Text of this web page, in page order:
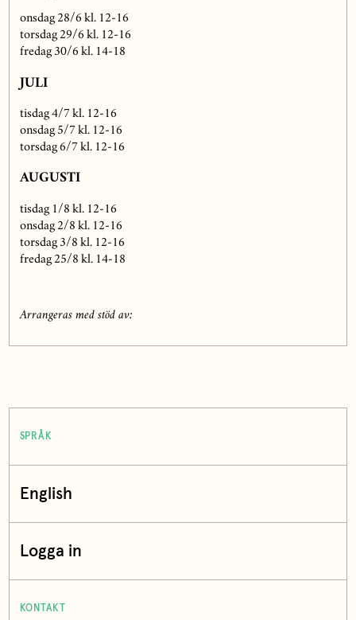
onsdag 28/6 kl. 12-16
torsdag 29/6 kl. 12-16
fredag 30/6 kl. 14-18
JULI
tisdag 4/7 kl. 12-16
onsdag 5/7 kl. 12-16
torsdag 6/7 kl. 12-16
AUGUSTI
tisdag 1/8 kl. 12-16
onsdag 2/8 kl. 12-16
torsdag 3/8 kl. 12-16
fredag 25/8 kl. 14-18
Arrangeras med stöd av:
SPRÅK
English
Logga in
KONTAKT